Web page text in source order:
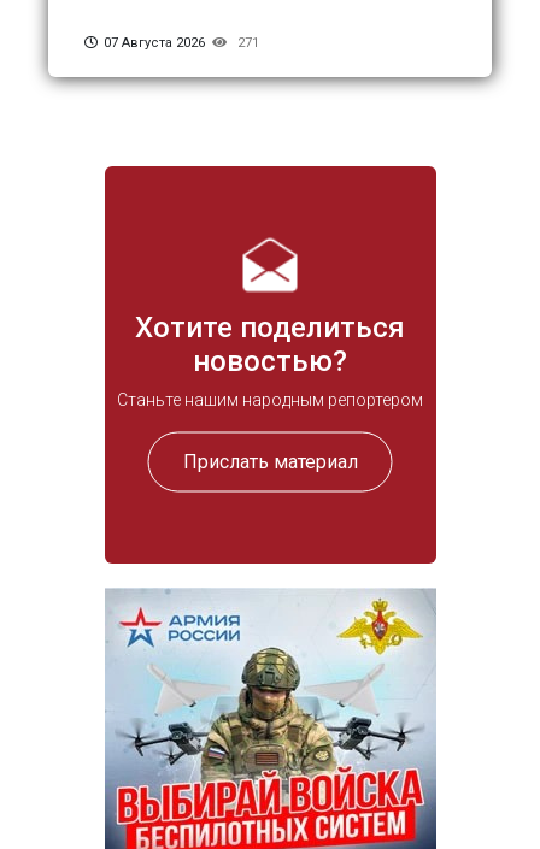
Хотите поделиться
новостью?
Станьте нашим народным репортером
Прислать материал
07 Августа 2026 271